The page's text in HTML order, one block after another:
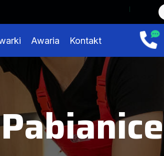
Awaria Kontakt